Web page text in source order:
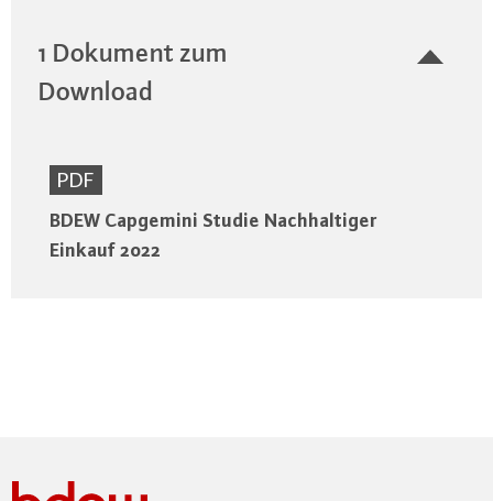
1 Dokument zum
Download
PDF
BDEW Capgemini Studie Nachhaltiger
Einkauf 2022